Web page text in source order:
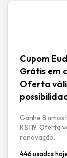
Cupom
Grátis em
Oferta
Ganhe 8
R$119. Oferta
renovação.
446 usados